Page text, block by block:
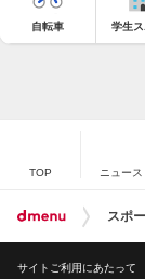
自転車 学生
TOP ニュース
スポ
サイトご利用にあたって